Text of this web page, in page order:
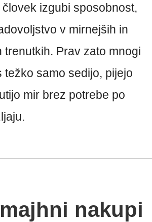
izgubi sposobnost,
v mirnejših in
trenutkih. Prav zato mnogi
težko samo sedijo, pijejo
mir brez potrebe po
nakupi